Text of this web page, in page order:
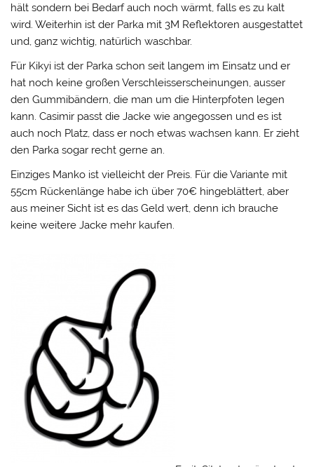
hält sondern bei Bedarf auch noch wärmt, falls es zu kalt
wird. Weiterhin ist der Parka mit 3M Reflektoren ausgestattet
und, ganz wichtig, natürlich waschbar.
Für Kikyi ist der Parka schon seit langem im Einsatz und er
hat noch keine großen Verschleisserscheinungen, ausser
den Gummibändern, die man um die Hinterpfoten legen
kann. Casimir passt die Jacke wie angegossen und es ist
auch noch Platz, dass er noch etwas wachsen kann. Er zieht
den Parka sogar recht gerne an.
Einziges Manko ist vielleicht der Preis. Für die Variante mit
55cm Rückenlänge habe ich über 70€ hingeblättert, aber
aus meiner Sicht ist es das Geld wert, denn ich brauche
keine weitere Jacke mehr kaufen.